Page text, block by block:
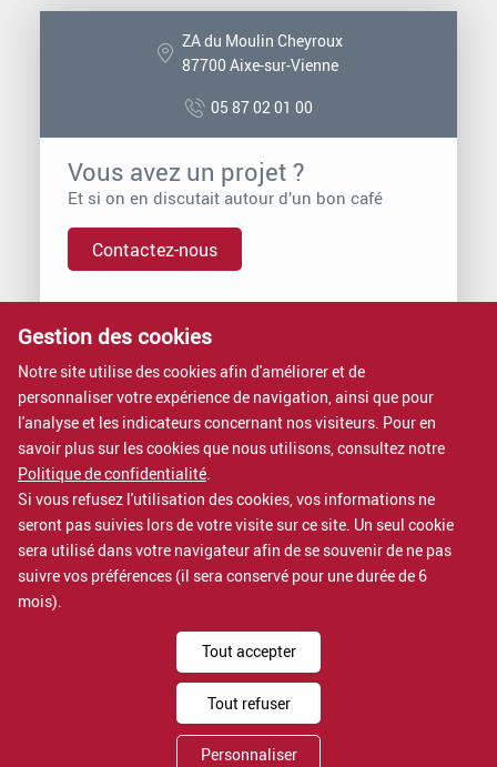
ZA du Moulin Cheyroux
87700 Aixe-sur-Vienne
05 87 02 01 00
Vous avez un projet ?
Et si on en discutait autour d’un bon café
Contactez-nous
Vous voulez rejoindre Proximit ?
humaine.
Rejoignez-nous
Nos formations
Nos formations sont certifiées QUALIOPI.
Voir nos formations
Politique de confidentialité
Assistance
Proximit IT services est un département de
Gestion des cookies
Notre site utilise des cookies afin d'améliorer et de
personnaliser votre expérience de navigation, ainsi que pour
l'analyse et les indicateurs concernant nos visiteurs. Pour en
savoir plus sur les cookies que nous utilisons, consultez notre
Politique de confidentialité.
Si vous refusez l'utilisation des cookies, vos informations ne
seront pas suivies lors de votre visite sur ce site. Un seul cookie
sera utilisé dans votre navigateur afin de se souvenir de ne pas
suivre vos préférences (il sera conservé pour une durée de 6
mois).
Tout accepter
Tout refuser
Personnaliser